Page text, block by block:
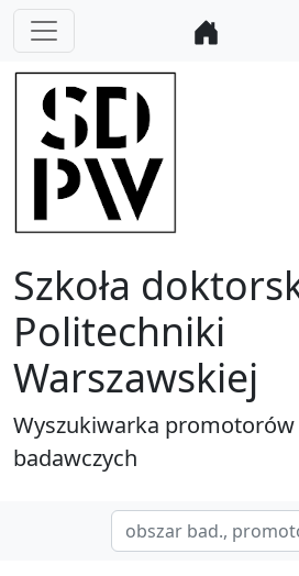
Szkoła
Politechniki
Warszawskiej
Wyszukiwarka
badawczych